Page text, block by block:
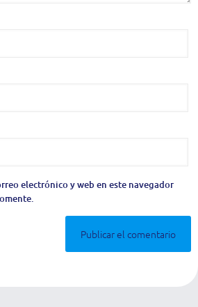
electrónico y web en este navegador